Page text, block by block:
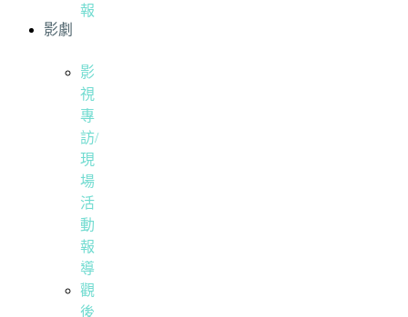
報
影劇
影
視
專
訪/
現
場
活
動
報
導
觀
後